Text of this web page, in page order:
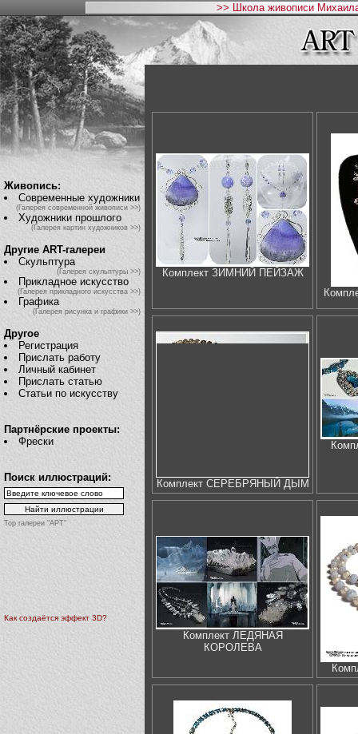
>> Школа живописи
Живопись:
Современные художники
(Галерея современной живописи >>)
Художники прошлого
(Галерея картин художников >>)
Другие ART-галереи
Скульптура
(Галерея скульптуры >>)
Прикладное искусство
(Галерея прикладного искусства >>)
Графика
(Галерея рисунка и графики >>)
Другое
Регистрация
Прислать работу
Личный кабинет
Прислать статью
Статьи по искусству
Партнёрские проекты:
Фрески
Поиск иллюстраций:
Top галереи "АРТ"
Как создаётся эффект 3D?
Комплект ЗИМНИЙ ПЕЙЗАЖ
Комплект СЕРЕБРЯНЫЙ ДЫМ
Комплект ЛЕДЯНАЯ
КОРОЛЕВА